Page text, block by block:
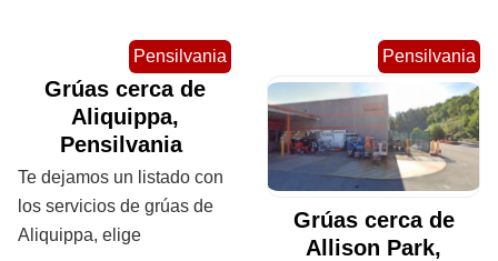
Pensilvania
Grúas cerca de
Aliquippa,
Pensilvania
Te dejamos un listado con
los servicios de grúas de
Aliquippa, elige
Pensilvania
Grúas cerca de
Allison Park,